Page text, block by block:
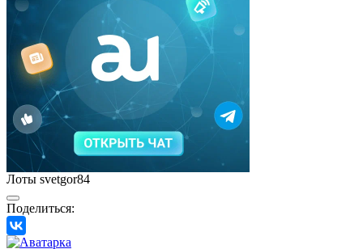
Лоты svetgor84
Поделиться: